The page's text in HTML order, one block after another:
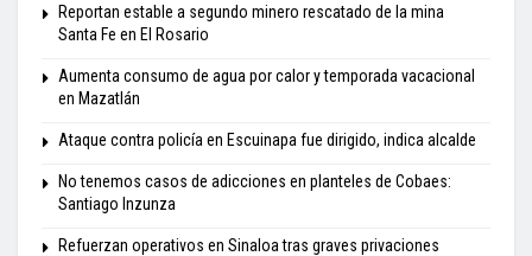
Reportan estable a segundo minero rescatado de la mina
Santa Fe en El Rosario
Aumenta consumo de agua por calor y temporada vacacional
en Mazatlán
Ataque contra policía en Escuinapa fue dirigido, indica alcalde
No tenemos casos de adicciones en planteles de Cobaes:
Santiago Inzunza
Refuerzan operativos en Sinaloa tras graves privaciones